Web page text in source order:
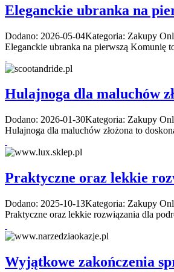
Eleganckie ubranka na
Dodano: 2026-05-04Kategoria: Zakupy
Eleganckie ubranka na pierwszą Komunię
Hulajnoga dla maluchów
Dodano: 2026-01-30Kategoria: Zakupy
Hulajnoga dla maluchów złożona to
Praktyczne oraz lekkie
Dodano: 2025-10-13Kategoria: Zakupy
Praktyczne oraz lekkie rozwiązania dla
Wyjątkowe zakończenia